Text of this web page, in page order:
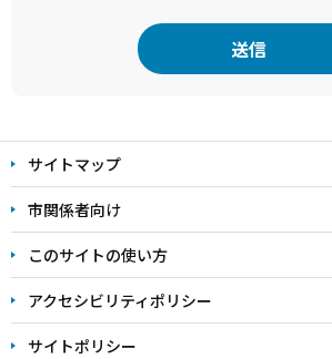
文
こ
こ
ま
サイトマップ
市関係者向け
このサイトの使い方
アクセシビリティポリシー
サイトポリシー